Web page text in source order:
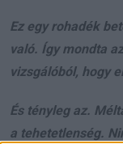
Ez egy rohadék
való. Így mondta
vizsgálóból, hogy
És tényleg az.
a tehetetlenség.